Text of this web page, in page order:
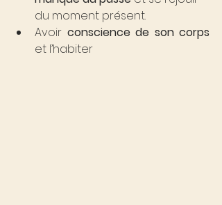
du moment présent.
Avoir conscience de son corps
et l’habiter